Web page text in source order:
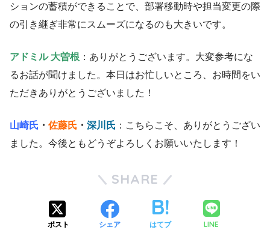
ションの蓄積ができることで、部署移動時や担当変更の際
の引き継ぎ非常にスムーズになるのも大きいです。
アドミル 大曽根 ：ありがとうございます。大変参考にな
るお話が聞けました。本日はお忙しいところ、お時間をい
ただきありがとうございました！
山崎氏 ・ 佐藤氏 ・ 深川氏 ：こちらこそ、ありがとうござい
ました。今後ともどうぞよろしくお願いいたします！
SHARE
ポスト シェア はてブ LINE